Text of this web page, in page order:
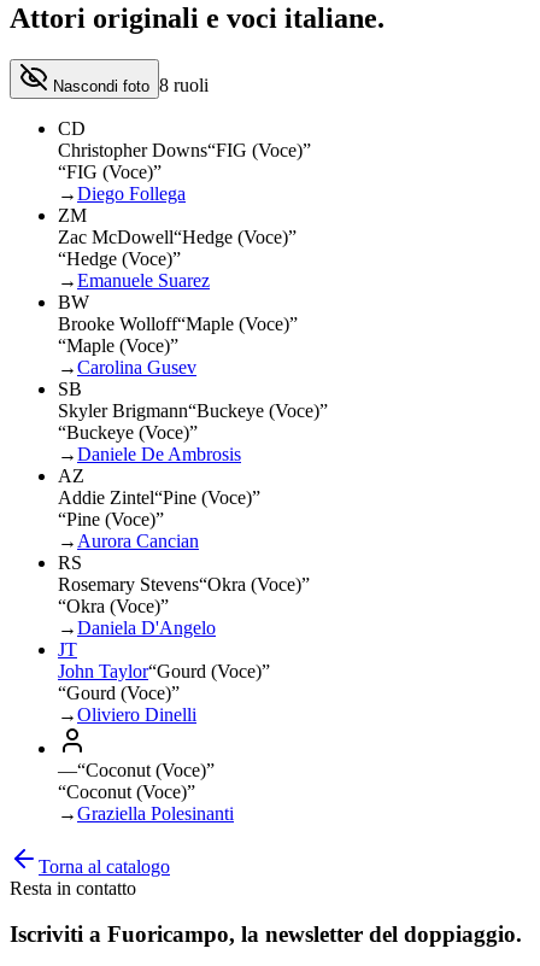
Attori originali e voci italiane.
Nascondi foto 8 ruoli
CD
Christopher Downs“FIG (Voce)”
“FIG (Voce)”
→Diego Follega
ZM
Zac McDowell“Hedge (Voce)”
“Hedge (Voce)”
→Emanuele Suarez
BW
Brooke Wolloff“Maple (Voce)”
“Maple (Voce)”
→Carolina Gusev
SB
Skyler Brigmann“Buckeye (Voce)”
“Buckeye (Voce)”
→Daniele De Ambrosis
AZ
Addie Zintel“Pine (Voce)”
“Pine (Voce)”
→ Aurora Cancian
RS
Rosemary Stevens“Okra (Voce)”
“Okra (Voce)”
→Daniela D'Angelo
JT
John Taylor“Gourd (Voce)”
“Gourd (Voce)”
→Oliviero Dinelli
—“Coconut (Voce)”
“Coconut (Voce)”
→Graziella Polesinanti
Torna al catalogo
Resta in contatto
Iscriviti a Fuoricampo, la newsletter del doppiaggio.